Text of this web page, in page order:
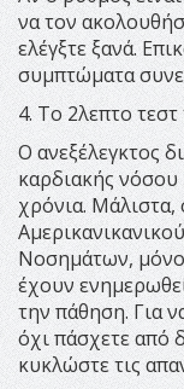
να τον
ελέγξτε ξανά.
συμπτώματα
4. Το 2λεπτο
Ο ανεξέλεγκτος
καρδιακής νόσου
χρόνια.
Νοσημάτων,
έχουν
την πάθηση. Για
όχι πάσχετε από
κυκλώστε τις